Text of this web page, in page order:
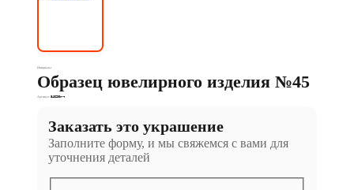
Инициалы
Образец ювелирного изделия №45
Артикул: 540230п-т
Заказать это украшение
Заполните форму, и мы свяжемся с вами для
уточнения деталей